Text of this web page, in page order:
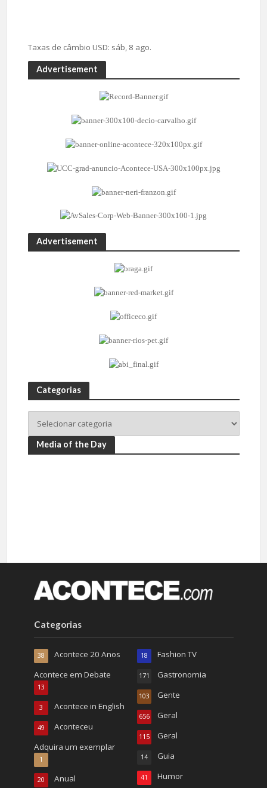
Taxas de câmbio USD: sáb, 8 ago.
Advertisement
Advertisement
Categorias
Media of the Day
Categorias
Acontece 20 Anos
38
Acontece em Debate
13
Acontece in English
3
Aconteceu
49
Adquira um exemplar
1
Anual
20
Fashion TV
18
Gastronomia
171
Gente
103
Geral
656
Geral
115
Guia
14
Humor
41